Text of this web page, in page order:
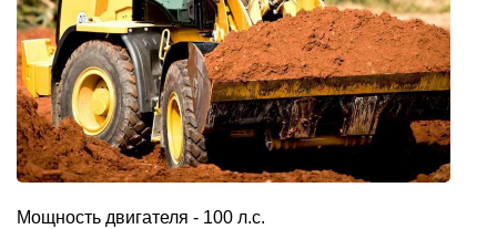
Мощность двигателя - 100 л.с.